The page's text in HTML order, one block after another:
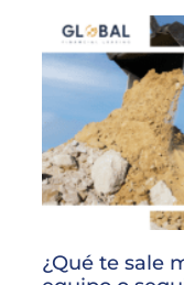
¿Qué te sale